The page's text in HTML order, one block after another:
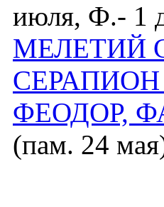
июля, Ф.- 1
МЕЛЕТИЙ
ФЕОДОР,
(пам. 24